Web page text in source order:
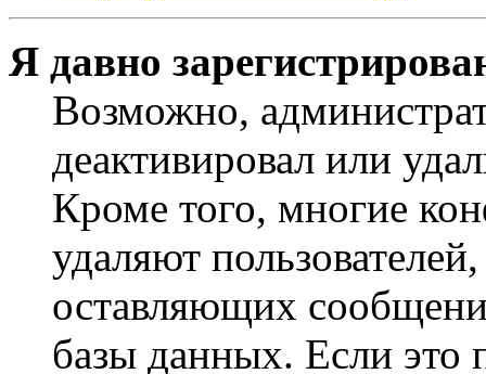
Я давно
Возможно,
деактивировал или
Кроме того, многие
удаляют
оставляющих
базы данных. Если это